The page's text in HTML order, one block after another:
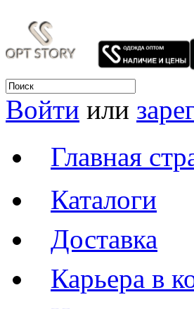
Войти или
Главная
Каталоги
Доставка
Карьера в